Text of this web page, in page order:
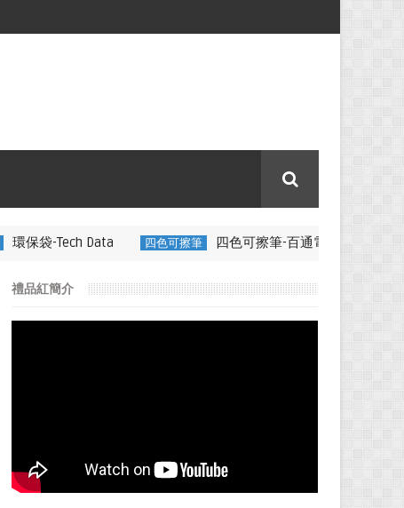
四色可擦筆 四色可擦筆-百通電纜 350ML 折疊矽膠咖啡杯特
禮品紅簡介